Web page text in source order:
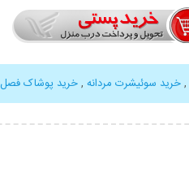
,خرید سوئیشرت مردانه ,خرید پوشاک فصل